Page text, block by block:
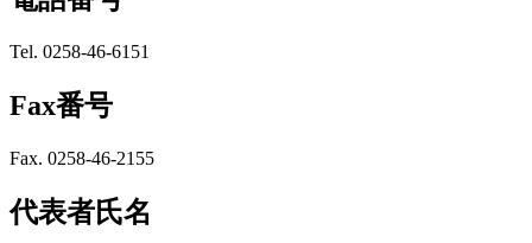
Tel. 0258-46-6151
Fax番号
Fax. 0258-46-2155
代表者氏名